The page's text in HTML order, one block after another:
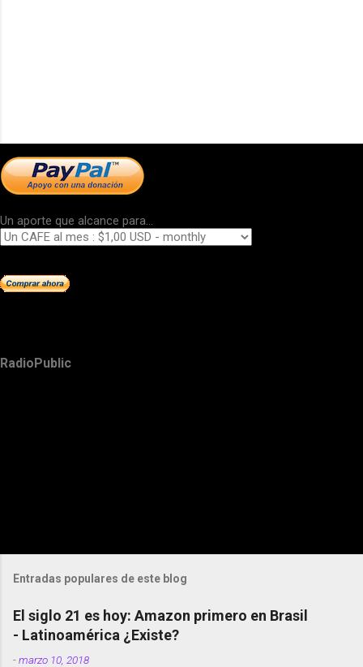
Un aporte que alcance para...
RadioPublic
Entradas populares de este blog
El siglo 21 es hoy: Amazon primero en Brasil
- Latinoamérica ¿Existe?
-marzo 10, 2018